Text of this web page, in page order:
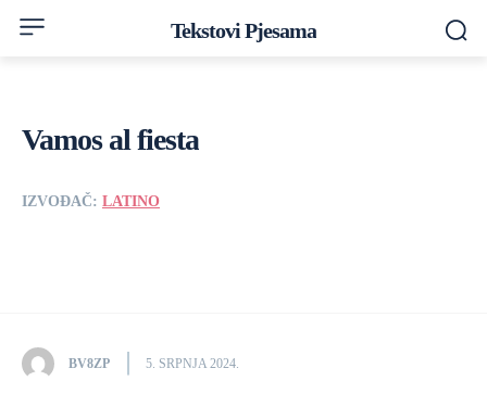
Tekstovi Pjesama
Vamos al fiesta
IZVOĐAČ: LATINO
BV8ZP 5. SRPNJA 2024.